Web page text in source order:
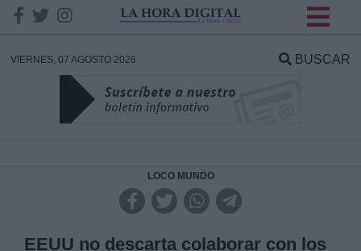
VIERNES, 07 AGOSTO 2026 BUSCAR
LOCO MUNDO
EEUU no descarta colaborar con los
DATOS
Responsable: